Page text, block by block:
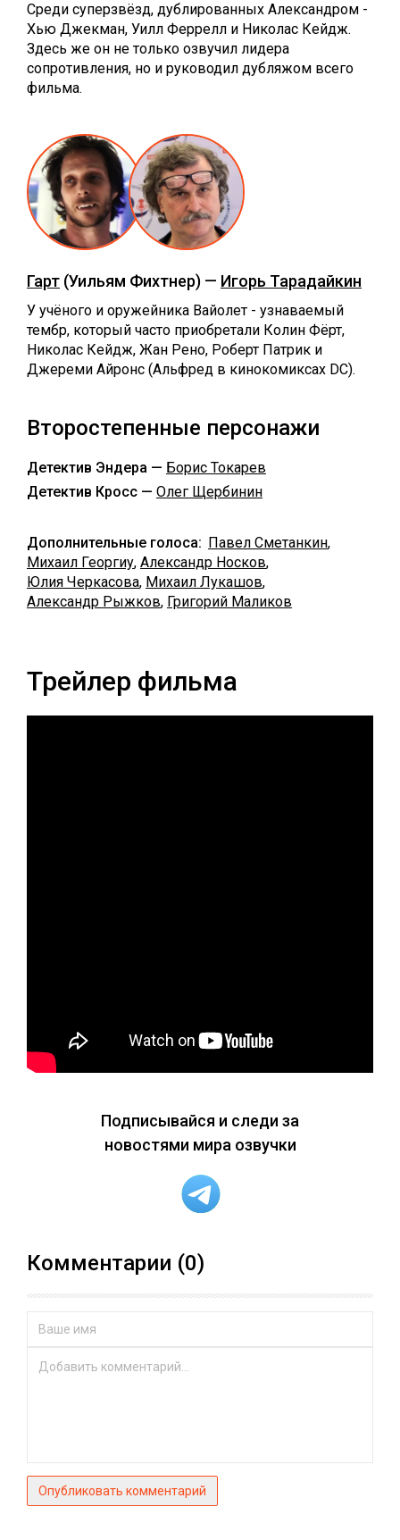
Среди суперзвёзд, дублированных Александром -
Хью Джекман, Уилл Феррелл и Николас Кейдж.
Здесь же он не только озвучил лидера
сопротивления, но и руководил дубляжом всего
фильма.
Гарт (Уильям Фихтнер) — Игорь Тарадайкин
У учёного и оружейника Вайолет - узнаваемый
тембр, который часто приобретали Колин Фёрт,
Николас Кейдж, Жан Рено, Роберт Патрик и
Джереми Айронс (Альфред в кинокомиксах DC).
Второстепенные персонажи
Детектив Эндера — Борис Токарев
Детектив Кросс — Олег Щербинин
Дополнительные голоса: Павел Сметанкин,
Михаил Георгиу, Александр Носков,
Юлия Черкасова, Михаил Лукашов,
Александр Рыжков, Григорий Маликов
Трейлер фильма
Подписывайся и следи за
новостями мира озвучки
Комментарии (0)
Опубликовать комментарий